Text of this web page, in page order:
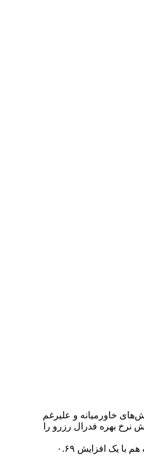
خاورمیانه و علیرغم
نرخ بهره فدرال رزرو را
به گزارش اقتصاد آنلاین به نقل از تسنیم، قیمت هر اونس طلا امروز با ۰.۱۳ درصد افزایش به ۲۳۸۶ دلار و ۳۲ سنت رسید. قیمت معاملات آتی طلا در بازار کامکس نیویورک هم با یک افزایش ۰.۶۹